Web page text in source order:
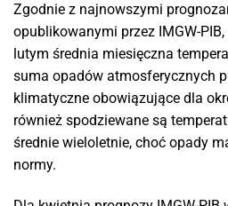
Zgodnie z najnowszymi
opublikowanymi przez IMGW-
lutym średnia miesięczna
suma opadów atmosferycznych
klimatyczne obowiązujące dla
również spodziewane są
średnie wieloletnie, choć opady
normy.